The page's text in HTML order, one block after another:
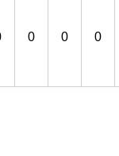
0 0 0